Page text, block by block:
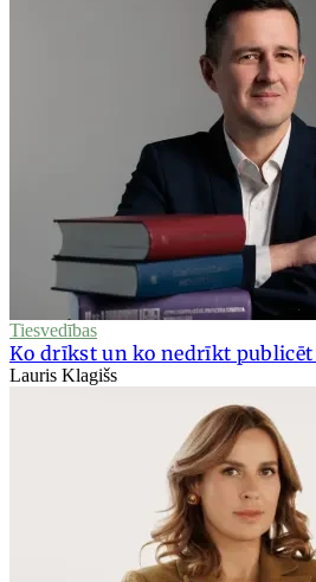
Tiesvedības
Ko drīkst un ko nedrīkt publicēt
Lauris Klagišs